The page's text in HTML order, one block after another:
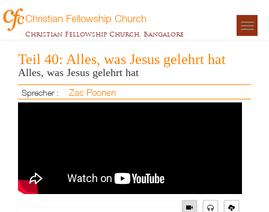
Christian Fellowship Church
Christian Fellowship Church, Bangalore
Teil 40: Alles, was Jesus gelehrt hat
Alles, was Jesus gelehrt hat
Sprecher : Zac Poonen